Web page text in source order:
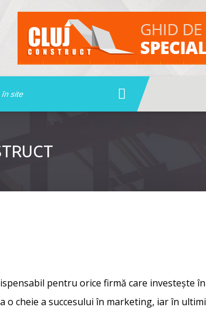
pentru orice firmă care investește în
o cheie a succesului în marketing, iar în